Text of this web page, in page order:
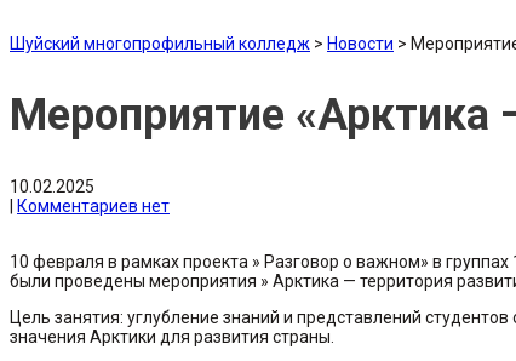
Шуйский многопрофильный колледж > Новости >
Мероприятие «Арктика
10.02.2025
Комментариев нет
10 февраля в рамках проекта » Разговор о важном» в
были проведены мероприятия » Арктика — территория
Цель занятия: углубление знаний и представлений
значения Арктики для развития страны.